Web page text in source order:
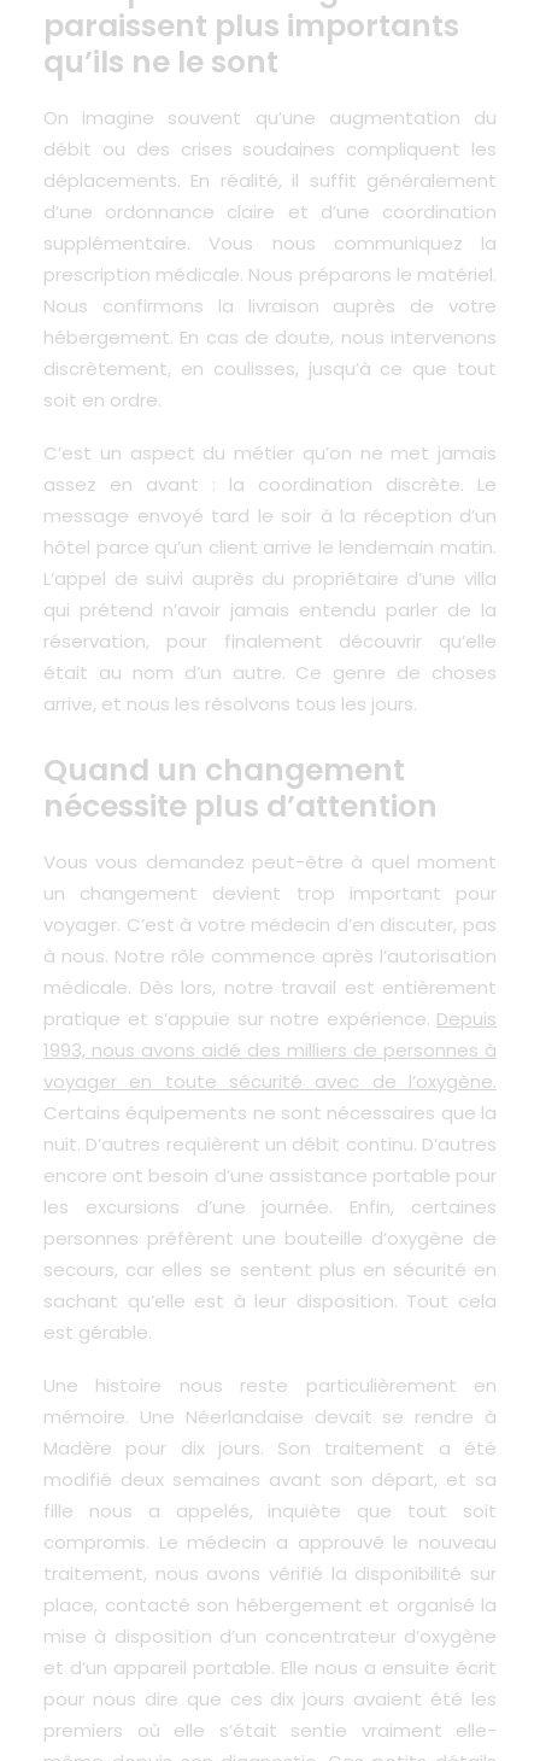
paraissent plus importants
qu’ils ne le sont
On imagine souvent qu’une augmentation du
débit ou des crises soudaines compliquent les
déplacements. En réalité, il suffit généralement
d’une ordonnance claire et d’une coordination
supplémentaire. Vous nous communiquez la
prescription médicale. Nous préparons le matériel.
Nous confirmons la livraison auprès de votre
hébergement. En cas de doute, nous intervenons
discrètement, en coulisses, jusqu’à ce que tout
soit en ordre.
C’est un aspect du métier qu’on ne met jamais
assez en avant : la coordination discrète. Le
message envoyé tard le soir à la réception d’un
hôtel parce qu’un client arrive le lendemain matin.
L’appel de suivi auprès du propriétaire d’une villa
qui prétend n’avoir jamais entendu parler de la
réservation, pour finalement découvrir qu’elle
était au nom d’un autre. Ce genre de choses
arrive, et nous les résolvons tous les jours.
Quand un changement
nécessite plus d’attention
Vous vous demandez peut-être à quel moment
un changement devient trop important pour
voyager. C’est à votre médecin d’en discuter, pas
à nous. Notre rôle commence après l’autorisation
médicale. Dès lors, notre travail est entièrement
pratique et s’appuie sur notre expérience. Depuis
1993, nous avons aidé des milliers de personnes à
voyager en toute sécurité avec de l’oxygène.
Certains équipements ne sont nécessaires que la
nuit. D’autres requièrent un débit continu. D’autres
encore ont besoin d’une assistance portable pour
les excursions d’une journée. Enfin, certaines
personnes préfèrent une bouteille d’oxygène de
secours, car elles se sentent plus en sécurité en
sachant qu’elle est à leur disposition. Tout cela
est gérable.
Une histoire nous reste particulièrement en
mémoire. Une Néerlandaise devait se rendre à
Madère pour dix jours. Son traitement a été
modifié deux semaines avant son départ, et sa
fille nous a appelés, inquiète que tout soit
compromis. Le médecin a approuvé le nouveau
traitement, nous avons vérifié la disponibilité sur
place, contacté son hébergement et organisé la
mise à disposition d’un concentrateur d’oxygène
et d’un appareil portable. Elle nous a ensuite écrit
pour nous dire que ces dix jours avaient été les
premiers où elle s’était sentie vraiment elle-